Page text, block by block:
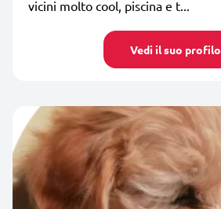
vicini molto cool, piscina e t...
Vedi il suo profilo